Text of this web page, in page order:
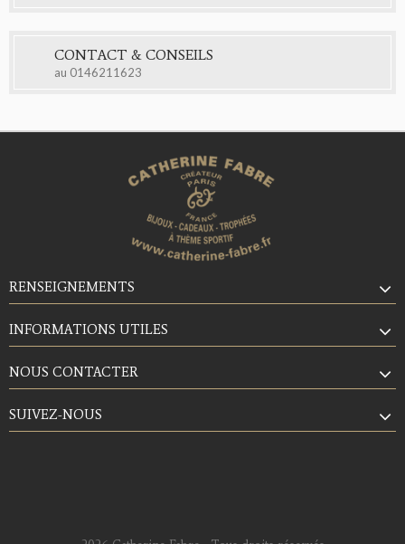
CONTACT & CONSEILS
au 0146211623
RENSEIGNEMENTS
INFORMATIONS UTILES
NOUS CONTACTER
SUIVEZ-NOUS